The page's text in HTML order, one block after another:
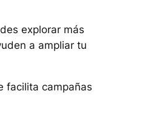
explorar más
a ampliar tu
facilita campañas